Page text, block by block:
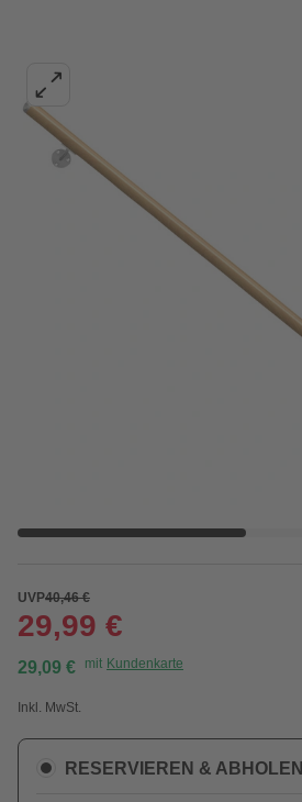
UVP40,46 €
29,99 €
29,09 € mit Kundenkarte
Inkl. MwSt.
RESERVIEREN & ABHOLEN